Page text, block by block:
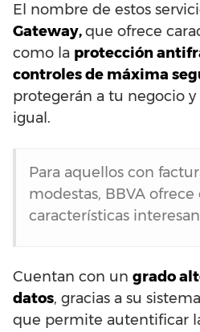
El nombre de estos
Gateway,que ofrece
como la protección
controles de máxima
protegerán a tu negocio
igual.
Para aquellos con
modestas, BBVA
características
Cuentan con un grado
datos, gracias a su
que permite autentificar